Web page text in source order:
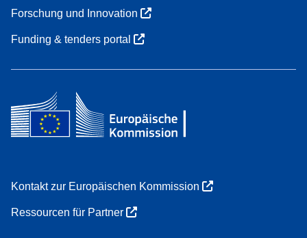
Forschung und Innovation
Funding & tenders portal
Kontakt zur Europäischen Kommission
Ressourcen für Partner